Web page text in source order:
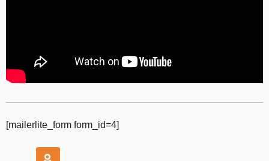
[mailerlite_form form_id=4]